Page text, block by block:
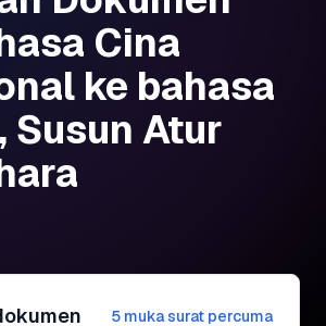
Cina
ke bahasa
Susun Atur
5 muka surat percuma